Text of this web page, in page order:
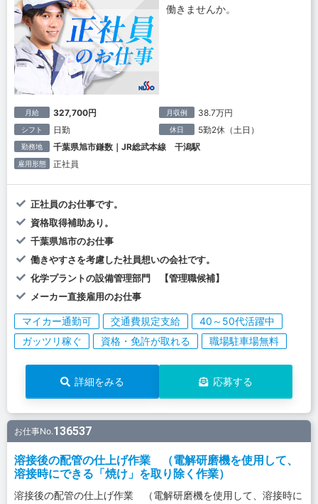
働きませんか。
月給 327,700円 月収例 38.7万円
シフト 日勤 休日 5勤2休（土日）
勤務地 千葉県旭市鎌数｜JR総武本線 干潟駅
雇用形態 正社員
正社員のお仕事です。
資格取得補助あり。
千葉県旭市のお仕事
働きやすさを考慮した社員想いの会社です。
化学プラントの設備管理部門 【管理職候補】
メーカー直接雇用のお仕事
マイカー通勤可 交通費規定支給
40～50代活躍中
ガッツリ稼ぐ
資格・免許が取れる 職場駐車場無料
詳細をみる 応募する
お仕事No.136537
溶接後の配管の仕上げ作業 （電解研磨機を使用して、
溶接時にできる「焼け」を取り除く作業）
溶接後の配管の仕上げ作業 （電解研磨機を使用して、溶接時に